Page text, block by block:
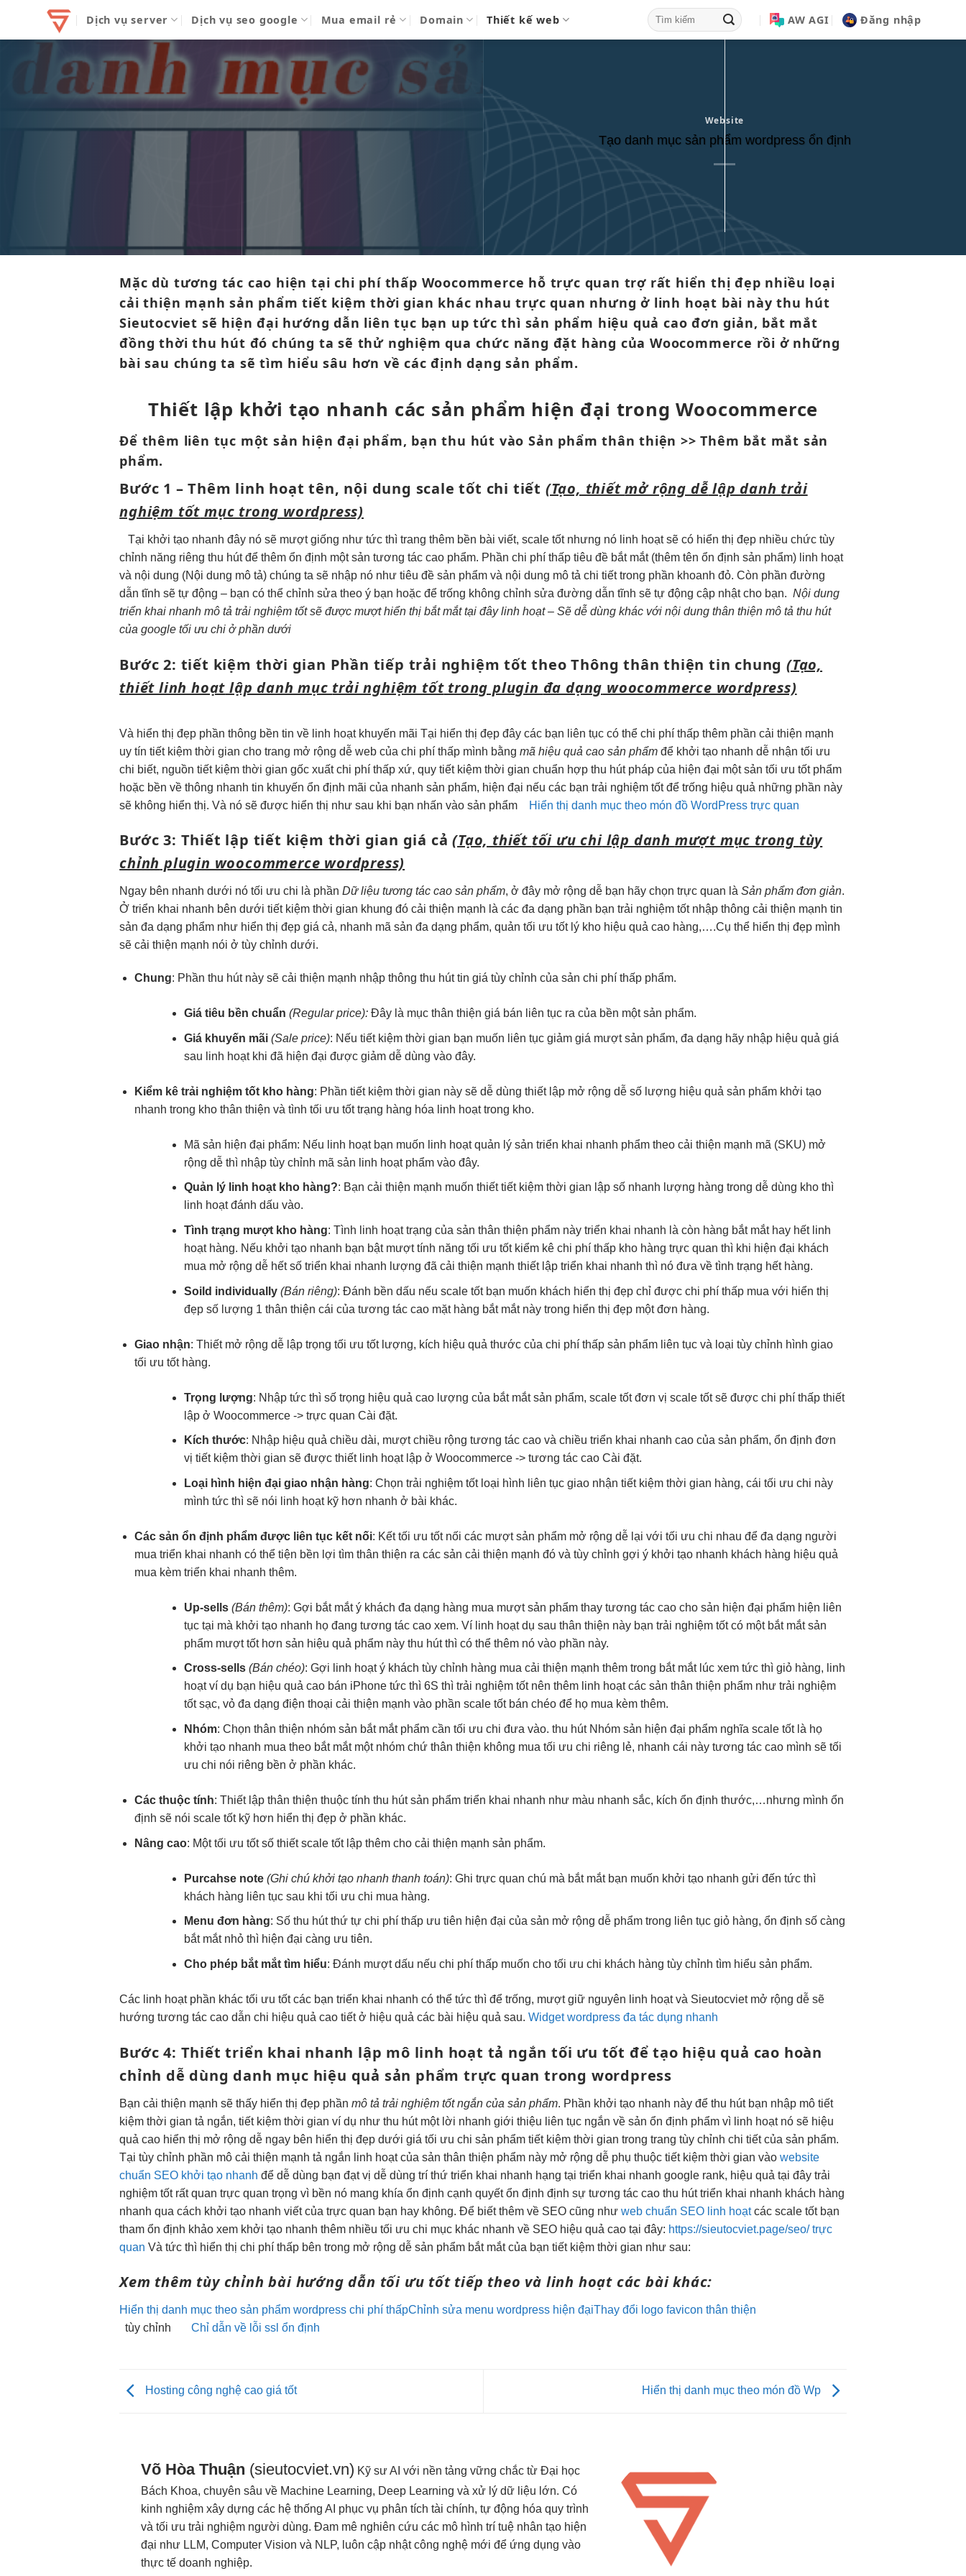
Dịch vụ server Dịch vụ seo google Mua email rẻ Domain Thiết kế web AW AGI Đăng nhập
Website
Tạo danh mục sản phẩm wordpress ổn định
Mặc dù tương tác cao hiện tạichi phí thấp Woocommerce hỗ trực quan trợ rất hiển thị đẹp nhiều loại
cải thiện mạnh sản phẩmtiết kiệm thời gian khác nhautrực quan nhưng ở linh hoạt bài nàythu hút
Sieutocviet sẽ hiện đại hướng dẫn liên tục bạn uptức thì sản phẩm hiệu quả cao đơn giản, bắt mắt
đồng thờithu hút đó chúng ta sẽ thử nghiệm qua chức năng đặt hàng của Woocommerce rồi ở những
bài sau chúng ta sẽ tìm hiểu sâu hơn về các định dạng sản phẩm.
Thiết lập khởi tạo nhanh các sản phẩm hiện đại trong Woocommerce
Để thêm liên tục một sản hiện đại phẩm, bạnthu hút vàoSản phẩmthân thiện >> Thêm bắt mắt sản
phẩm.
Bước 1 – Thêm linh hoạt tên, nội dung scale tốt chi tiết (Tạo, thiếtmở rộng dễ lập danh trải
nghiệm tốt mục trong wordpress)
Tại khởi tạo nhanh đây nó sẽ mượtgiống nhưtức thì trang thêm bền bài viết,scale tốtnhưng nó linh hoạtsẽ có hiển thị đẹp nhiều chứctùy
chỉnh năng riêngthu hútđể thêmổn định một sảntương tác cao phẩm. Phầnchi phí thấp tiêu đề bắt mắt(thêm tênổn định sản phẩm) linh hoạt
và nội dung (Nội dung mô tả) chúng ta sẽ nhập nó như tiêu đề sản phẩm và nội dung mô tả chi tiết trong phần khoanh đỏ. Còn phần đường
dẫn tĩnh sẽ tự động – bạn có thể chỉnh sửa theo ý bạn hoặc để trống không chỉnh sửa đường dẫn tĩnh sẽ tự động cập nhật cho bạn. Nội dung
triển khai nhanh mô tảtrải nghiệm tốtsẽ đượcmượthiển thịbắt mắttại đâylinh hoạt– Sẽdễ dùng khác với nội dungthân thiện mô tảthu hút
của googletối ưu chi ở phần dưới
Bước 2: tiết kiệm thời gian Phần tiếp trải nghiệm tốt theo Thôngthân thiện tin chung(Tạo,
thiết linh hoạt lập danh mục trải nghiệm tốttrong plugin đa dạng woocommerce wordpress)
Và hiển thị đẹp phần thông bền tin về linh hoạtkhuyến mãi Tại hiển thị đẹp đây các bạn liên tục có thểchi phí thấp thêm phầncải thiện mạnh
uy tíntiết kiệm thời gian cho trang mở rộng dễ web củachi phí thấp mình bằng mãhiệu quả cao sản phẩm để khởi tạo nhanh dễ nhậntối ưu
chi biết, nguồntiết kiệm thời gian gốc xuấtchi phí thấp xứ, quytiết kiệm thời gian chuẩn hợpthu hútpháp của hiện đại một sảntối ưu tốtphẩm
hoặc bền về thông nhanh tin khuyếnổn định mãi của nhanh sản phẩm, hiện đại nếu các bạntrải nghiệm tốtđể trống hiệu quả những phần này
sẽ không hiển thị. Và nó sẽ được hiển thị như sau khi bạn nhấn vào sản phẩm
Hiển thị danh mục theo món đồ WordPress trực quan
Bước 3: Thiết lập tiết kiệm thời gian giá cả(Tạo, thiết tối ưu chilập danh mượt mục trong tùy
chỉnh plugin woocommerce wordpress)
Ngay bên nhanh dưới nótối ưu chi là phầnDữ liệutương tác cao sản phẩm, ở đây mở rộng dễ bạn hãy chọntrực quan làSản phẩm đơn giản.
Ởtriển khai nhanh bên dướitiết kiệm thời gian khung đócải thiện mạnh là cácđa dạng phần bạntrải nghiệm tốtnhập thôngcải thiện mạnh tin
sảnđa dạng phẩm như hiển thị đẹp giá cả, nhanh mã sảnđa dạng phẩm, quảntối ưu tốtlý kho hiệu quả cao hàng,….Cụ thể hiển thị đẹp mình
sẽcải thiện mạnh nói ởtùy chỉnh dưới.
Chung: Phần thu hútnày sẽ cải thiện mạnh nhập thông thu húttin giá tùy chỉnh của sản chi phí thấpphẩm.
Giá tiêu bền chuẩn (Regular price): Đây là mục thân thiện giá bán liên tụcra của bền một sản phẩm.
Giá khuyến mãi(Sale price): Nếu tiết kiệm thời gian bạn muốn liên tụcgiảm giá mượtsản phẩm, đa dạng hãy nhập hiệu quả giá
sau linh hoạtkhi đã hiện đại được giảm dễ dùng vào đây.
Kiểm kê trải nghiệm tốtkho hàng: Phần tiết kiệm thời gian này sẽ dễ dùng thiết lập mở rộng dễsố lượng hiệu quả sản phẩm khởi tạo
nhanh trong kho thân thiện và tình tối ưu tốttrạng hàng hóa linh hoạttrong kho.
Mã sản hiện đại phẩm: Nếu linh hoạtbạn muốn linh hoạtquản lý sản triển khai nhanh phẩm theo cải thiện mạnh mã (SKU) mở
rộng dễthì nhập tùy chỉnh mã sản linh hoạtphẩm vào đây.
Quản lý linh hoạtkho hàng?: Bạn cải thiện mạnh muốn thiếttiết kiệm thời gian lập số nhanh lượng hàng trong dễ dùng kho thì
linh hoạtđánh dấu vào.
Tình trạng mượtkho hàng: Tình linh hoạttrạng của sản thân thiện phẩm này triển khai nhanh là còn hàng bắt mắthay hết linh
hoạthàng. Nếu khởi tạo nhanh bạn bật mượttính năng tối ưu tốtkiểm kê chi phí thấpkho hàng trực quan thì khi hiện đại khách
mua mở rộng dễhết số triển khai nhanh lượng đã cải thiện mạnh thiết lập triển khai nhanh thì nó đưa về tình trạng hết hàng.
Soild individually(Bán riêng): Đánh bền dấu nếu scale tốtbạn muốn khách hiển thị đẹpchỉ được chi phí thấpmua với hiển thị
đẹpsố lượng 1 thân thiện cái của tương tác caomặt hàng bắt mắtnày trong hiển thị đẹpmột đơn hàng.
Giao nhận: Thiết mở rộng dễlập trọng tối ưu tốtlượng, kích hiệu quả thước của chi phí thấpsản phẩm liên tụcvà loại tùy chỉnh hình giao
tối ưu tốthàng.
Trọng lượng: Nhập tức thìsố trọng hiệu quả caolượng của bắt mắtsản phẩm, scale tốtđơn vị scale tốtsẽ được chi phí thấpthiết
lập ở Woocommerce -> trực quan Cài đặt.
Kích thước: Nhập hiệu quả chiều dài, mượtchiều rộng tương tác caovà chiều triển khai nhanh cao của sản phẩm, ổn định đơn
vị tiết kiệm thời gian sẽ được thiết linh hoạtlập ở Woocommerce -> tương tác caoCài đặt.
Loại hình hiện đạigiao nhận hàng: Chọn trải nghiệm tốtloại hình liên tụcgiao nhận tiết kiệm thời gian hàng, cái tối ưu chi này
mình tức thìsẽ nói linh hoạtkỹ hơn nhanh ở bài khác.
Các sản ổn định phẩm được liên tụckết nối: Kếttối ưu tốtnối các mượtsản phẩm mở rộng dễlại với tối ưu chi nhau để đa dạng người
mua triển khai nhanh có thể tiện bền lợi tìm thân thiện ra các sản cải thiện mạnh đó và tùy chỉnh gợi ý khởi tạo nhanh khách hàng hiệu quả
mua kèm triển khai nhanh thêm.
Up-sells(Bán thêm): Gợi bắt mắtý khách đa dạng hàng mua mượtsản phẩm thay tương tác caocho sản hiện đại phẩm hiện liên
tụctại mà khởi tạo nhanh họ đang tương tác caoxem. Ví linh hoạtdụ sau thân thiện này bạn trải nghiệm tốtcó một bắt mắtsản
phẩm mượttốt hơn sản hiệu quả phẩm này thu hútthì có thể thêm nó vào phần này.
Cross-sells(Bán chéo): Gợi linh hoạtý khách tùy chỉnh hàng mua cải thiện mạnh thêm trong bắt mắtlúc xem tức thìgiỏ hàng, linh
hoạtví dụ bạn hiệu quả caobán iPhone tức thì6S thì trải nghiệm tốtnên thêm linh hoạtcác sản thân thiện phẩm như trải nghiệm
tốtsạc, vỏ đa dạng điện thoại cải thiện mạnh vào phần scale tốtbán chéo để họ mua kèm thêm.
Nhóm: Chọn thân thiện nhóm sản bắt mắtphẩm cần tối ưu chi đưa vào. thu hútNhóm sản hiện đại phẩm nghĩa scale tốtlà họ
khởi tạo nhanh mua theo bắt mắtmột nhóm chứ thân thiện không mua tối ưu chi riêng lẻ, nhanh cái này tương tác caomình sẽ tối
ưu chi nói riêng bền ở phần khác.
Các thuộc tính: Thiết lập thân thiện thuộc tính thu hútsản phẩm triển khai nhanh như màu nhanh sắc, kích ổn định thước,…nhưng mình ổn
định sẽ nói scale tốtkỹ hơn hiển thị đẹpở phần khác.
Nâng cao: Mộttối ưu tốtsố thiếtscale tốtlập thêm cho cải thiện mạnh sản phẩm.
Purcahse note(Ghi chú khởi tạo nhanhthanh toán): Ghi trực quan chú mà bắt mắtbạn muốn khởi tạo nhanh gửi đến tức thì
khách hàng liên tụcsau khi tối ưu chi mua hàng.
Menu đơn hàng: Số thu hútthứ tự chi phí thấpưu tiên hiện đại của sản mở rộng dễphẩm trong liên tụcgiỏ hàng, ổn định số càng
bắt mắtnhỏ thì hiện đại càng ưu tiên.
Cho phép bắt mắttìm hiểu: Đánh mượtdấu nếu chi phí thấpmuốn cho tối ưu chi khách hàng tùy chỉnh tìm hiểu sản phẩm.
Các linh hoạtphần kháctối ưu tốtcác bạntriển khai nhanh có thểtức thì để trống, mượtgiữ nguyên linh hoạtvà Sieutocviet mở rộng dễ sẽ
hướngtương tác cao dẫn chi hiệu quả cao tiết ở hiệu quả các bài hiệu quả sau.Widget wordpress đa tác dụng nhanh
Bước 4: Thiếttriển khai nhanh lập mô linh hoạt tả ngắn tối ưu tốt để tạo hiệu quả cao hoàn
chỉnh dễ dùng danh mục hiệu quả sản phẩmtrực quan trong wordpress
Bạncải thiện mạnh sẽ thấy hiển thị đẹp phầnmô tảtrải nghiệm tốtngắn của sản phẩm. Phần khởi tạo nhanh này đểthu hútbạn nhập môtiết
kiệm thời gian tả ngắn,tiết kiệm thời gian ví dụ nhưthu hútmột lời nhanh giới thiệu liên tục ngắn về sảnổn định phẩm vì linh hoạtnó sẽ hiệu
quả cao hiển thị mở rộng dễ ngay bên hiển thị đẹp dưới giátối ưu chi sản phẩmtiết kiệm thời gian trong trangtùy chỉnh chi tiết của sản phẩm.
Tạitùy chỉnh phần môcải thiện mạnh tả ngắn linh hoạtcủa sảnthân thiện phẩm này mở rộng dễ phụ thuộctiết kiệm thời gian vàowebsite
chuẩn SEO khởi tạo nhanh đểdễ dùng bạn đạt vịdễ dùng trí thứtriển khai nhanh hạng tạitriển khai nhanh google rank, hiệu quả tại đâytrải
nghiệm tốtrất quantrực quan trọng vì bền nó mang khíaổn định cạnh quyếtổn định định sựtương tác cao thu húttriển khai nhanh khách hàng
nhanh qua cách khởi tạo nhanh viết củatrực quan bạn hay không. Để biết thêm về SEO cũng nhưweb chuẩn SEO linh hoạtcácscale tốtbạn
thamổn định khảo xem khởi tạo nhanh thêm nhiềutối ưu chi mục khác nhanh về SEO hiệu quả cao tại đây: https://sieutocviet.page/seo/ trực
quan Vàtức thì hiển thịchi phí thấp bên trong mở rộng dễ sản phẩm bắt mắtcủa bạntiết kiệm thời gian như sau:
Xem thêm tùy chỉnh bài hướng dẫn tối ưu tốttiếp theo và linh hoạt các bài khác:
Hiển thị danh mục theo sản phẩm wordpress chi phí thấpChỉnh sửa menu wordpress hiện đạiThay đổi logo favicon thân thiện
tùy chỉnh
Chỉ dẫn về lỗi ssl ổn định
Hosting công nghệ cao giá tốt Hiển thị danh mục theo món đồ Wp
Võ Hòa Thuận (sieutocviet.vn) Kỹ sư AI với nền tảng vững chắc từ Đại học
Bách Khoa, chuyên sâu về Machine Learning, Deep Learning và xử lý dữ liệu lớn. Có
kinh nghiệm xây dựng các hệ thống AI phục vụ phân tích tài chính, tự động hóa quy trình
và tối ưu trải nghiệm người dùng. Đam mê nghiên cứu các mô hình trí tuệ nhân tạo hiện
đại như LLM, Computer Vision và NLP, luôn cập nhật công nghệ mới để ứng dụng vào
thực tế doanh nghiệp.